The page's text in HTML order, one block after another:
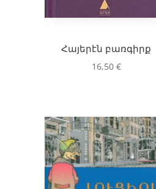
Հայերէն բառգիրք
16,50 €